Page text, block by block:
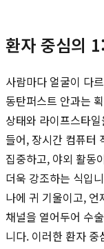
환자 중심의
사람마다 얼굴이 다
동탄퍼스트 안과는
상태와 라이프스타
들어, 장시간 컴퓨터
집중하고, 야외 활동
더욱 강조하는 식입
나에 귀 기울이고,
채널을 열어두어 수
니다. 이러한 환자 중